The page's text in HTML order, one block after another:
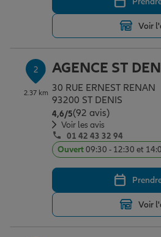
Assurance vie
Placements financiers
Investissements immobiliers
Transmission
Partir en vacances
Déménager
Changer de voiture
Départ à la retraite
Conseil assurance
Outre-mer
Assurance auto
Assurance habitation
Garantie des accidents de la
Professionnels
Allianz en France
Voir
2
2.37 km
AGENCE ST
30 RUE ERNEST RENAN
93200 ST DENIS
4,6/5Note de 4.6 sur 5
(92 avis)
Voir les avis
01 42 43 32 94
Ouvert09:30 - 12:30 et
Voir